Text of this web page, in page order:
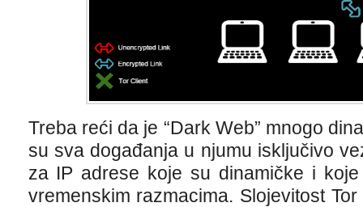
Treba reći da je “Dark Web” mnogo
su sva događanja u njumu isključivo
za IP adrese koje su dinamičke i
vremenskim razmacima. Slojevitost